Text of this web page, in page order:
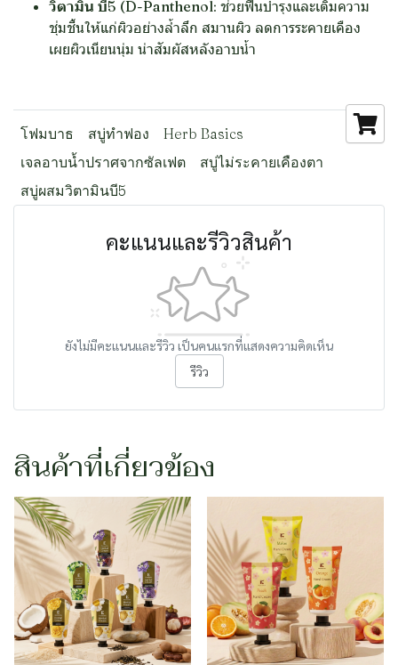
วิตามิน บี5 (D-Panthenol: ช่วยฟื้นบำรุงและเติมความ
ชุ่มชื้นให้แก่ผิวอย่างล้ำลึก สมานผิว ลดการระคายเคือง
เผยผิวเนียนนุ่ม น่าสัมผัสหลังอาบน้ำ
โฟมบาธ สบู่ทำฟอง
Herb Basics
เจลอาบน้ำปราศจากซัลเฟต
สบู่ไม่ระคายเคืองตา
สบู่ผสมวิตามินบี5
คะแนนและรีวิวสินค้า
ยังไม่มีคะแนนและรีวิว เป็นคนแรกที่แสดงความคิดเห็น
รีวิว
สินค้าที่เกี่ยวข้อง